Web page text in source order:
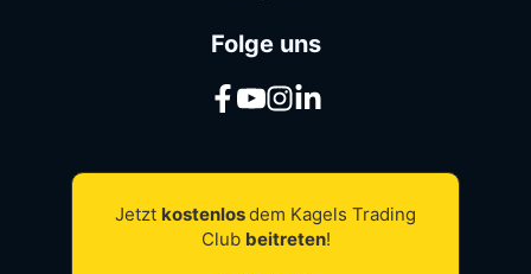
Folge uns
Jetzt kostenlosdem Kagels Trading
Club beitreten!